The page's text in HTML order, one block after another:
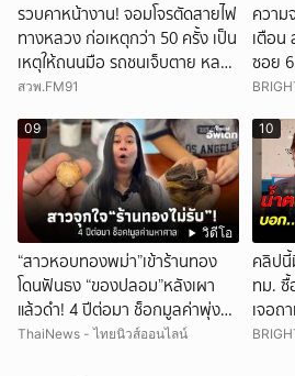
รวบคาหน้างาน! จอมโจรตัดสายไฟ
ทางหลวง ก่อเหตุกว่า 50 ครั้ง เป็น
เหตุให้ถนนมือ รถชนเจ็บตาย หลาย
สิบราย เสียหายราว 10 ล้าน
สวพ.FM91
ความ
เตือน
ซอย
วิดีโอ
09
“สาวหอบทองพม่า”เข้าร้านทอง
โดนฟันธง “ของปลอม”หลังเผา
แล้วดำ! 4 ปีต่อมา ช็อกมูลค่าพุ่ง
มหาศาล!
ThaiNews - ไทยนิวส์ออนไลน์
10
คลิปนี้
ทม. ซื้
เจอถ